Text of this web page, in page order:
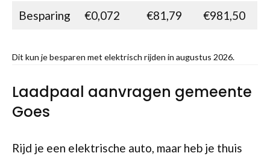
Besparing €0,072 €81,79 €981,50
Dit kun je besparen met elektrisch rijden in augustus 2026.
Laadpaal aanvragen gemeente
Goes
Rijd je een elektrische auto, maar heb je thuis